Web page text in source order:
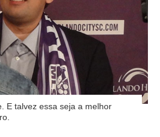
E talvez essa seja a melhor